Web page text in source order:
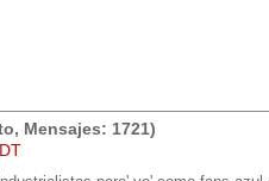
Mensajes: 1721)